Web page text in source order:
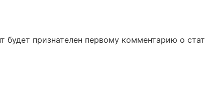
признателен первому комментарию о